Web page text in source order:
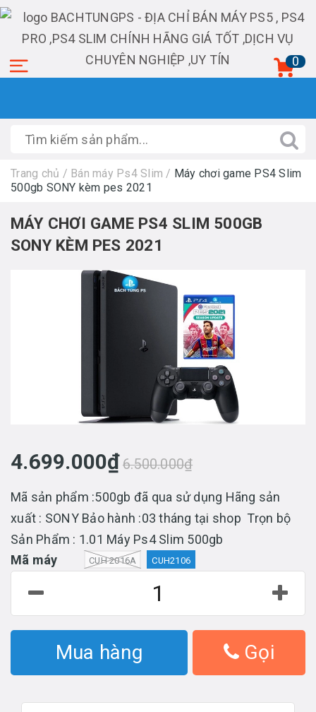
0
Trang chủ / Bán máy Ps4 Slim / Máy chơi game PS4 Slim
500gb SONY kèm pes 2021
MÁY CHƠI GAME PS4 SLIM 500GB
SONY KÈM PES 2021
4.699.000₫6.500.000₫
Mã sản phẩm :500gb đã qua sử dụng Hãng sản
xuất : SONY Bảo hành :03 tháng tại shop Trọn bộ
Sản Phẩm : 1.01 Máy Ps4 Slim 500gb
Mã máy
CUH 2016A CUH2106
Mua hàng Gọi